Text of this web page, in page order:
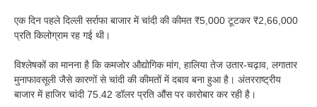
एक दिन पहले दिल्ली सर्राफा बाजार में चांदी की कीमत ₹5,000 टूटकर ₹2,66,000
प्रति किलोग्राम रह गई थी।
विश्लेषकों का मानना है कि कमजोर औद्योगिक मांग, हालिया तेज उतार-चढ़ाव, लगातार
मुनाफावसूली जैसे कारणों से चांदी की कीमतों में दबाव बना हुआ है। अंतरराष्ट्रीय
बाजार में हाजिर चांदी 75.42 डॉलर प्रति औंस पर कारोबार कर रही है।